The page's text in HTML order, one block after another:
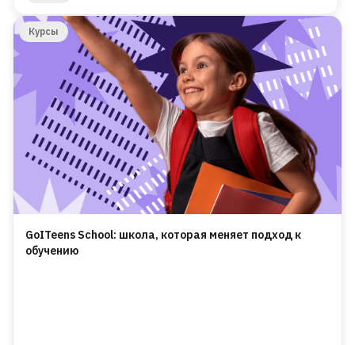
Курсы
GoITeens School: школа, которая меняет подход к
обучению